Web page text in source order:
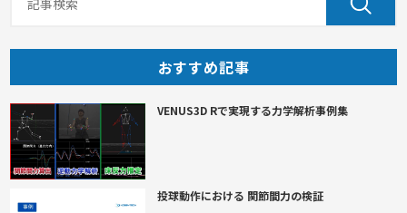
おすすめ記事
VENUS3D Rで実現する力学解析事例集
投球動作における 関節間力の検証